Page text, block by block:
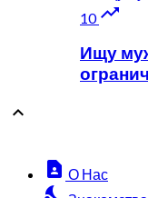
10 
Ищу

contact_page О Нас